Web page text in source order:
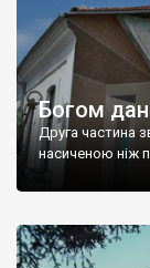
Богом
Друга частина
насиченою ніж